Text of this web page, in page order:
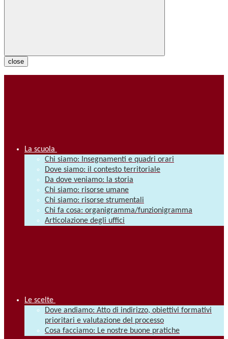
close
La scuola
Chi siamo: Insegnamenti e quadri orari
Dove siamo: il contesto territoriale
Da dove veniamo: la storia
Chi siamo: risorse umane
Chi siamo: risorse strumentali
Chi fa cosa: organigramma/funzionigramma
Articolazione degli uffici
Le scelte
Dove andiamo: Atto di indirizzo, obiettivi formativi
prioritari e valutazione del processo
Cosa facciamo: Le nostre buone pratiche